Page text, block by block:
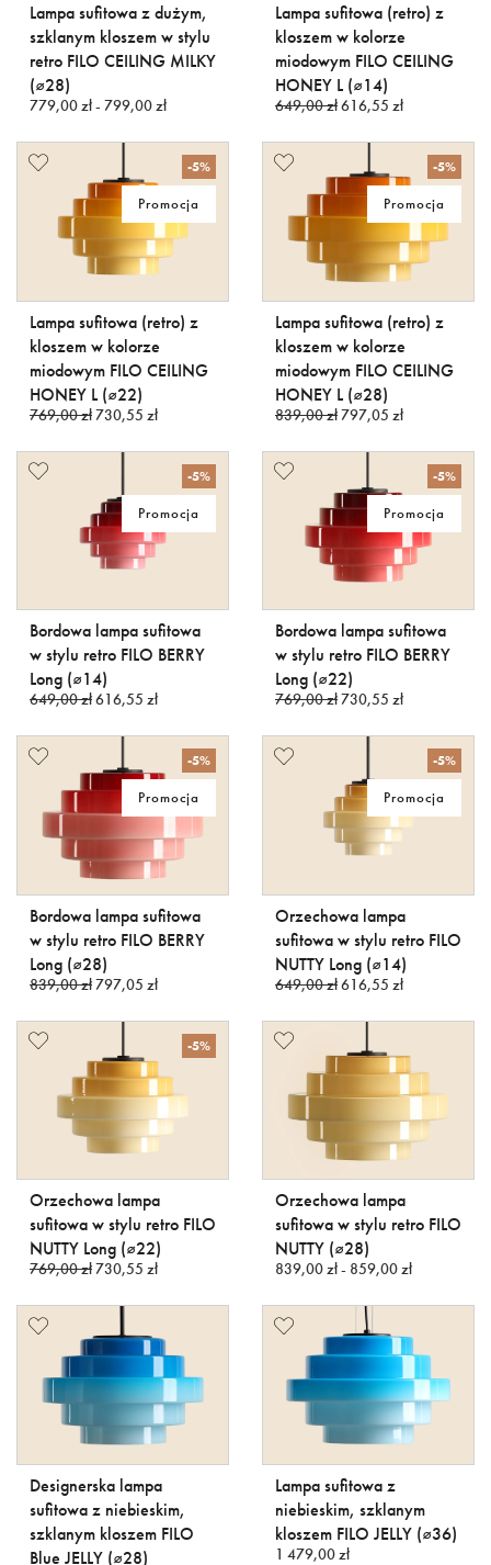
Lampa sufitowa z dużym,
szklanym kloszem w stylu
retro FILO CEILING MILKY
(⌀28)
779,00 zł - 799,00 zł
Lampa sufitowa (retro) z
kloszem w kolorze
miodowym FILO CEILING
HONEY L (⌀14)
649,00 zł616,55 zł
-5%
Promocja
Lampa sufitowa (retro) z
kloszem w kolorze
miodowym FILO CEILING
HONEY L (⌀22)
769,00 zł730,55 zł
-5%
Promocja
Lampa sufitowa (retro) z
kloszem w kolorze
miodowym FILO CEILING
HONEY L (⌀28)
839,00 zł797,05 zł
-5%
Promocja
Bordowa lampa sufitowa
w stylu retro FILO BERRY
Long (⌀14)
649,00 zł616,55 zł
-5%
Promocja
Bordowa lampa sufitowa
w stylu retro FILO BERRY
Long (⌀22)
769,00 zł730,55 zł
-5%
Promocja
Bordowa lampa sufitowa
w stylu retro FILO BERRY
Long (⌀28)
839,00 zł797,05 zł
-5%
Promocja
Orzechowa lampa
sufitowa w stylu retro FILO
NUTTY Long (⌀14)
649,00 zł616,55 zł
-5%
Orzechowa lampa
sufitowa w stylu retro FILO
NUTTY Long (⌀22)
769,00 zł730,55 zł
Orzechowa lampa
sufitowa w stylu retro FILO
NUTTY (⌀28)
839,00 zł - 859,00 zł
Designerska lampa
sufitowa z niebieskim,
szklanym kloszem FILO
Blue JELLY (⌀28)
Lampa sufitowa z
niebieskim, szklanym
kloszem FILO JELLY (⌀36)
1 479,00 zł